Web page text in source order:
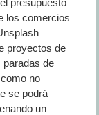
presupuesto
los comercios
proyectos de
paradas de
no
se podrá
un